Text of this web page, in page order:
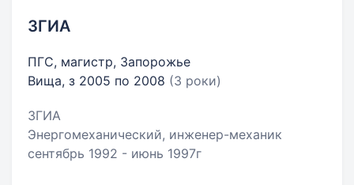
ЗГИА
ПГС, магистр, Запорожье
Вища, з 2005 по 2008 (3 роки)
ЗГИА
Энергомеханический, инженер-механик
сентябрь 1992 - июнь 1997г